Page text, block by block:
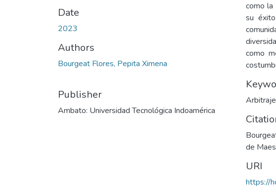
Date
2023
Authors
Bourgeat Flores, Pepita Ximena
Publisher
Ambato: Universidad Tecnológica Indoamérica
como la
su
como
Arbitraje
de
URI
https://